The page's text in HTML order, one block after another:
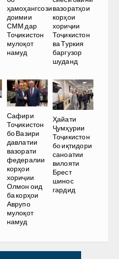
ҳамоҳангсози
доимии
СММ дар
Тоҷикистон
мулоқот
намуд
вазоратҳои
корҳои
хориҷии
Тоҷикистон
ва Туркия
баргузор
шуданд
Сафири
Тоҷикистон
бо Вазири
давлатии
вазорати
федералии
корҳои
хориҷии
Олмон оид
ба корҳои
Аврупо
мулоқот
намуд
Ҳайати
Ҷумҳурии
Тоҷикистон
бо иқтидори
саноатии
вилояти
Брест
шинос
гардид